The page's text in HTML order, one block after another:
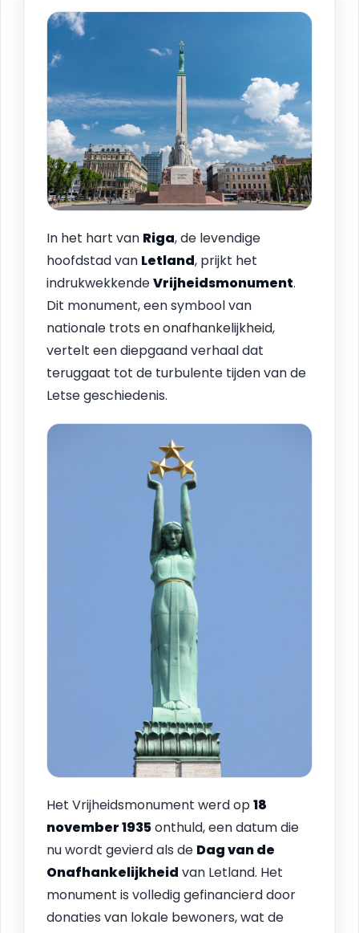
In het hart van Riga, de levendige
hoofdstad van Letland, prijkt het
indrukwekkendeVrijheidsmonument.
Dit monument, een symbool van
nationale trots en onafhankelijkheid,
vertelt een diepgaand verhaal dat
teruggaat tot de turbulente tijden van de
Letse geschiedenis.
Het Vrijheidsmonument werd op18
november 1935onthuld, een datum die
nu wordt gevierd als de Dag van de
Onafhankelijkheid van Letland. Het
monument is volledig gefinancierd door
donaties van lokale bewoners, wat de